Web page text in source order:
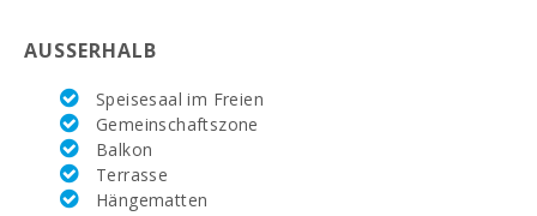
Supermarkt
(km):
Supermarkt
EROSKY (m):
Supermarkt SPAR
AUSSERHALB
Speisesaal im Freien
Gemeinschaftszone
Balkon
Terrasse
Hängematten